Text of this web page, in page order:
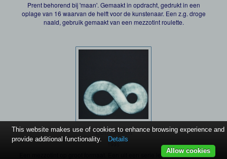
Prent behorend bij 'maan'. Gemaakt in opdracht, gedrukt in een
oplage van 16 waarvan de helft voor de kunstenaar. Een z.g. droge
naald, gebruik gemaakt van een mezzotint roulette.
Lemiscaat
Een mezzotint op groot formaat. Een uit een serie lemiscaat drukken.
This website makes use of cookies to enhance browsing experience and
provide additional functionality.
Details
Allow cookies